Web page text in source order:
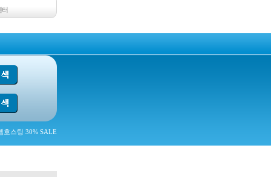
터
호스팅 30% SALE